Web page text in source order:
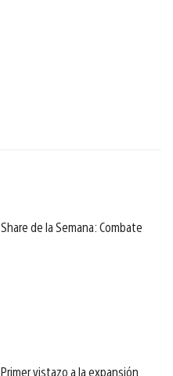
Share de la Semana: Combate
Primer vistazo a la expansión